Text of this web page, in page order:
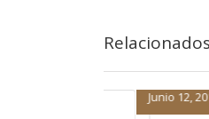
Relacionados
Septiembre